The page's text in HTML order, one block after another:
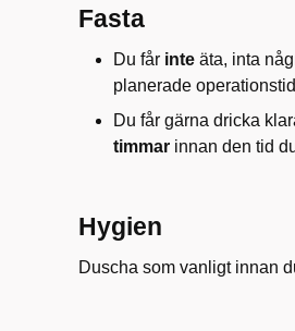
Fasta
Du får inte äta, inta
plane­rade
Du får gärna dricka
timmar innan den tid
Hygien
Duscha som vanligt innan